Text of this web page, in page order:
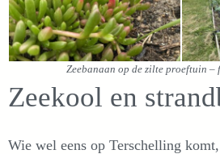
Zeebanaan op de zilte proeftuin –
Zeekool en
Wie wel eens op Terschelling